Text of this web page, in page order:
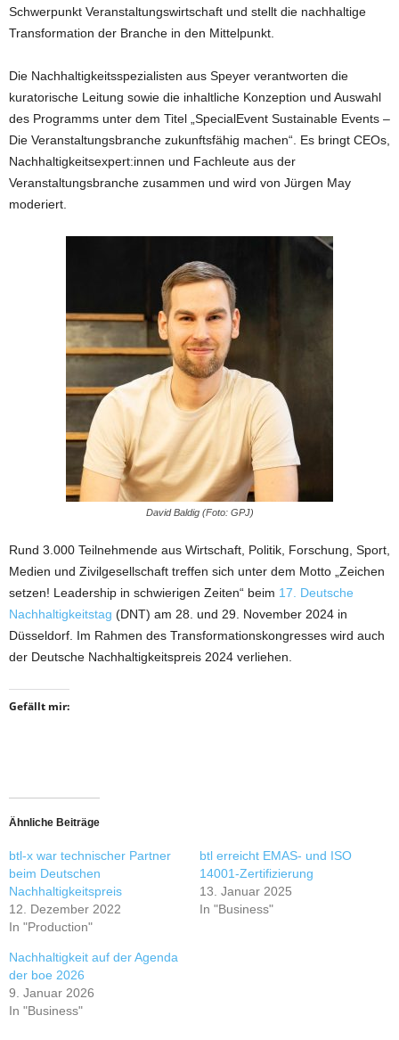
Schwerpunkt Veranstaltungswirtschaft und stellt die nachhaltige
Transformation der Branche in den Mittelpunkt.
Die Nachhaltigkeitsspezialisten aus Speyer verantworten die
kuratorische Leitung sowie die inhaltliche Konzeption und Auswahl
des Programms unter dem Titel „SpecialEvent Sustainable Events –
Die Veranstaltungsbranche zukunftsfähig machen“. Es bringt CEOs,
Nachhaltigkeitsexpert:innen und Fachleute aus der
Veranstaltungsbranche zusammen und wird von Jürgen May
moderiert.
David Baldig (Foto: GPJ)
Rund 3.000 Teilnehmende aus Wirtschaft, Politik, Forschung, Sport,
Medien und Zivilgesellschaft treffen sich unter dem Motto „Zeichen
setzen! Leadership in schwierigen Zeiten“ beim 17. Deutsche
Nachhaltigkeitstag (DNT) am 28. und 29. November 2024 in
Düsseldorf. Im Rahmen des Transformationskongresses wird auch
der Deutsche Nachhaltigkeitspreis 2024 verliehen.
Gefällt mir:
Ähnliche Beiträge
btl-x war technischer Partner
beim Deutschen
Nachhaltigkeitspreis
12. Dezember 2022
In "Production"
btl erreicht EMAS- und ISO
14001-Zertifizierung
13. Januar 2025
In "Business"
Nachhaltigkeit auf der Agenda
der boe 2026
9. Januar 2026
In "Business"